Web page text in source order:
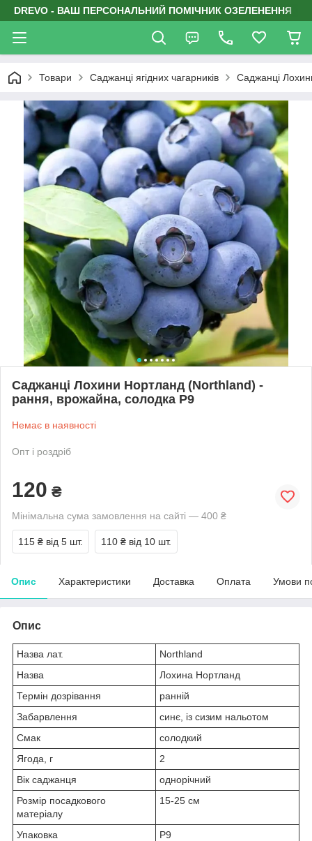
DREVO - ВАШ ПЕРСОНАЛЬНИЙ ПОМІЧНИК ОЗЕЛЕНЕННЯ
Товари Саджанці ягідних чагарників Саджанці
Саджанці Лохини Нортланд (Northland) -
рання, врожайна, солодка Р9
Немає в наявності
Опт і роздріб
120 ₴
Мінімальна сума замовлення на сайті — 400 ₴
115 ₴ від 5 шт. 110 ₴ від 10 шт.
Опис Характеристики Доставка Оплата Умови
Опис
Назва лат.
Northland
Назва
Лохина Нортланд
Термін дозрівання
ранній
Забарвлення
синє, із сизим нальотом
Смак
солодкий
Ягода, г
2
Вік саджанця
однорічний
Розмір посадкового
матеріалу
15-25 см
Упаковка P9